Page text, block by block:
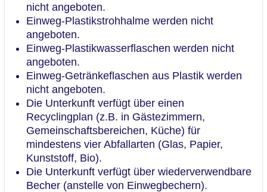
nicht angeboten.
Einweg-Plastikstrohhalme werden nicht
angeboten.
Einweg-Plastikwasserflaschen werden nicht
angeboten.
Einweg-Getränkeflaschen aus Plastik werden
nicht angeboten.
Die Unterkunft verfügt über einen
Recyclingplan (z.B. in Gästezimmern,
Gemeinschaftsbereichen, Küche) für
mindestens vier Abfallarten (Glas, Papier,
Kunststoff, Bio).
Die Unterkunft verfügt über wiederverwendbare
Becher (anstelle von Einwegbechern).